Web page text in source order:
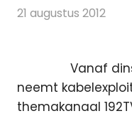
21 augustus 2012
Vanaf
neemt
themakanaal